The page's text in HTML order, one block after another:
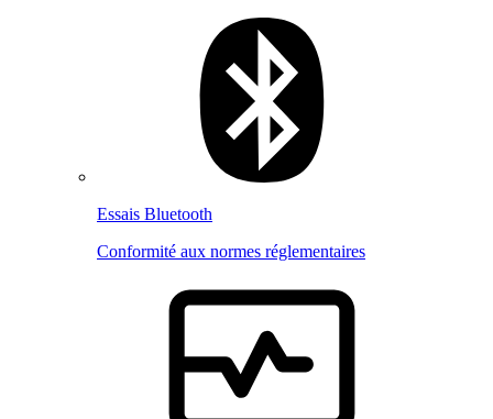
Essais Bluetooth
Conformité aux normes réglementaires